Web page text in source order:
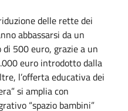
delle rette dei
abbassarsi da un
500 euro, grazie a un
euro introdotto dalla
l’offerta educativa dei
si amplia con
“spazio bambini”